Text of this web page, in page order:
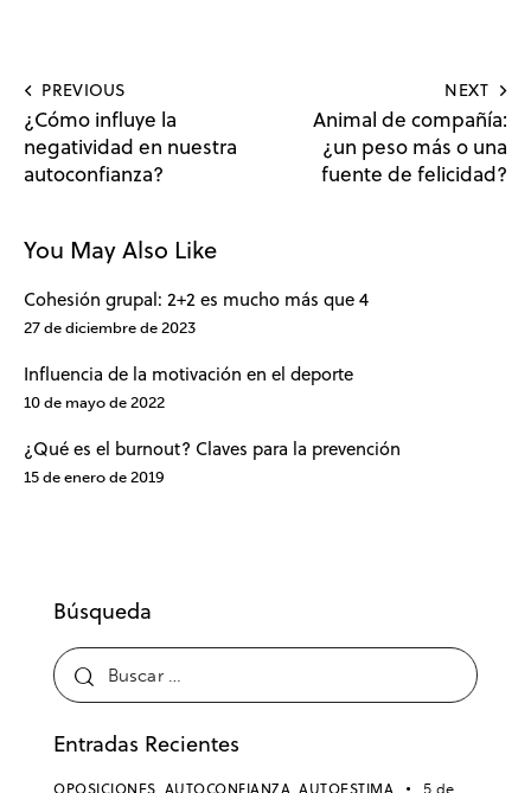
PREVIOUS
¿Cómo influye la
negatividad en nuestra
autoconfianza?
NEXT
Animal de compañía:
¿un peso más o una
fuente de felicidad?
You May Also Like
Cohesión grupal: 2+2 es mucho más que 4
27 de diciembre de 2023
Influencia de la motivación en el deporte
10 de mayo de 2022
¿Qué es el burnout? Claves para la prevención
15 de enero de 2019
Búsqueda
Entradas Recientes
5 de